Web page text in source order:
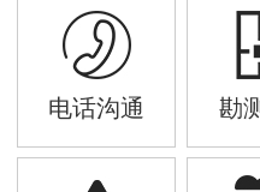
电话沟通 勘